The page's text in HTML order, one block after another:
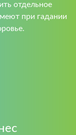
отдельное
при гадании